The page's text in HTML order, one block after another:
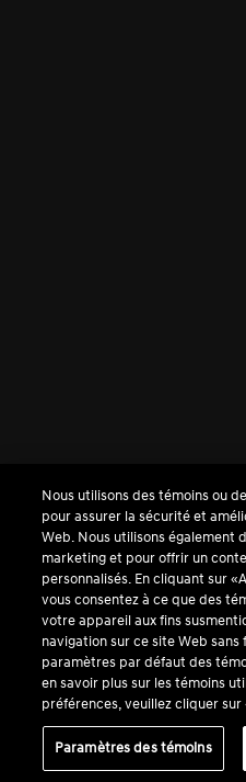
Nous utilisons des témoins ou
pour assurer la sécurité et
Web. Nous utilisons également
marketing et pour offrir un
personnalisés. En cliquant sur
vous consentez à ce que des
votre appareil aux fins
navigation sur ce site Web sans
paramètres par défaut des
en savoir plus sur les témoins
préférences, veuillez cliquer
Paramètres des témoins